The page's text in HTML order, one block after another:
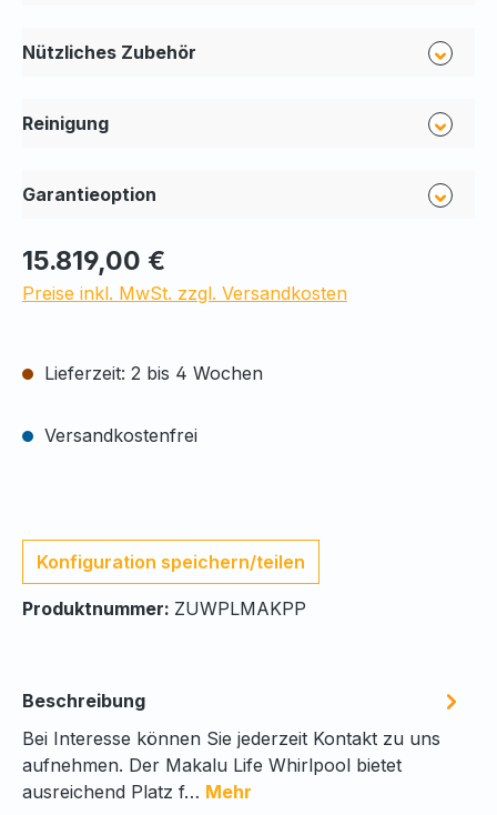
15.819,00 €
Preise inkl. MwSt. zzgl. Versandkosten
Lieferzeit: 2 bis 4 Wochen
Versandkostenfrei
Nützliches Zubehör
Reinigung
Garantieoption
Konfiguration speichern/teilen
Produktnummer: ZUWPLMAKPP
Beschreibung
Bei Interesse können Sie jederzeit Kontakt zu uns
aufnehmen. Der Makalu Life Whirlpool bietet
ausreichend Platz f… Mehr